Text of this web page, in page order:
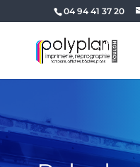
04 94 41 37 20